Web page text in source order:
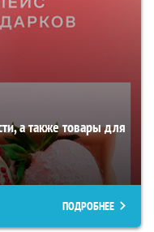
а также товары для
ПОДРОБНЕЕ